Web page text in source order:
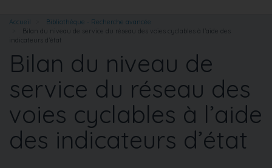
Accueil
Bibliothèque - Recherche avancée
Bilan du niveau de service du réseau des voies cyclables à l’aide des
indicateurs d’état
Bilan du niveau de
service du réseau des
voies cyclables à l’aide
des indicateurs d’état